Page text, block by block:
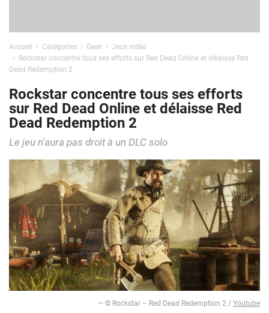
Accueil Catégories Geek
Jeux vidéo
Rockstar concentre tous ses efforts sur Red Dead Online et délaisse Red
Dead Redemption 2
Rockstar concentre tous ses efforts
sur Red Dead Online et délaisse Red
Dead Redemption 2
Le jeu n'aura pas droit à un DLC solo
— © Rockstar – Red Dead Redemption 2 / Youtube